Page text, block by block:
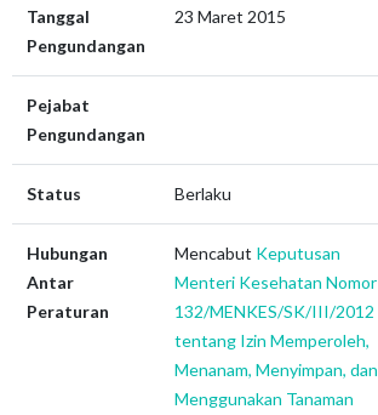
Tanggal
Pengundangan
23 Maret 2015
Pejabat
Pengundangan
Status Berlaku
Hubungan
Antar
Peraturan
Mencabut Keputusan
Menteri Kesehatan Nomor
132/MENKES/SK/III/2012
tentang Izin Memperoleh,
Menanam, Menyimpan, dan
Menggunakan Tanaman